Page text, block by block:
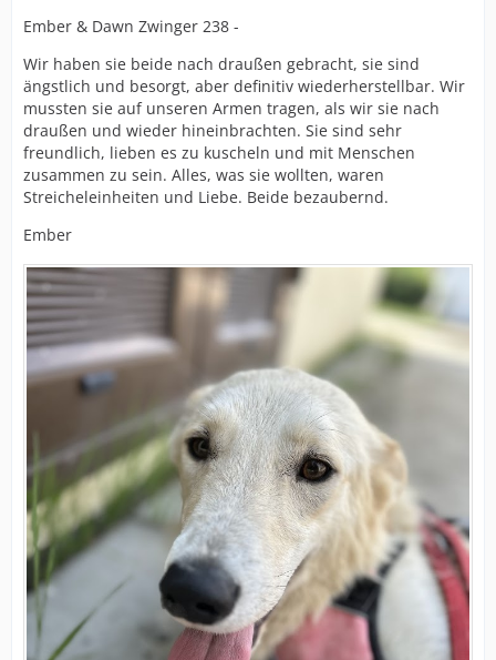
Ember & Dawn Zwinger 238 -
Wir haben sie beide nach draußen gebracht, sie sind
ängstlich und besorgt, aber definitiv wiederherstellbar. Wir
mussten sie auf unseren Armen tragen, als wir sie nach
draußen und wieder hineinbrachten. Sie sind sehr
freundlich, lieben es zu kuscheln und mit Menschen
zusammen zu sein. Alles, was sie wollten, waren
Streicheleinheiten und Liebe. Beide bezaubernd.
Ember